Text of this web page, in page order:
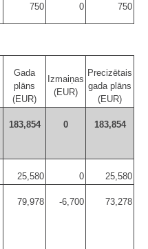
750 0 750
Gada
plāns
(EUR)
Izmaiņas
(EUR)
Precizētais
gada plāns
(EUR)
183,854 0 183,854
25,580
0
25,580
79,978 -6,700 73,278